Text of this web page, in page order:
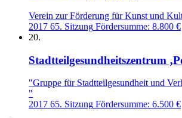
Verein zur Förderung für Kunst und
2017 65. Sitzung Fördersumme: 8.800 €
20.
Stadtteilgesundheitszentrum
"Gruppe für Stadtteilgesundheit und
"
2017 65. Sitzung Fördersumme: 6.500 €